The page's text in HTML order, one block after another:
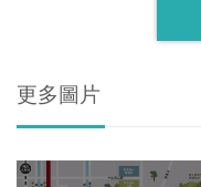
更多圖片